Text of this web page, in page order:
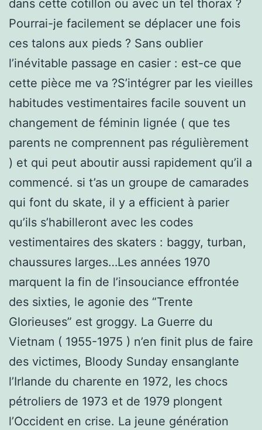
dans cette cotillon ou avec un tel thorax ?
Pourrai-je facilement se déplacer une fois
ces talons aux pieds ? Sans oublier
l’inévitable passage en casier : est-ce que
cette pièce me va ?S’intégrer par les vieilles
habitudes vestimentaires facile souvent un
changement de féminin lignée ( que tes
parents ne comprennent pas régulièrement
) et qui peut aboutir aussi rapidement qu’il a
commencé. si t’as un groupe de camarades
qui font du skate, il y a efficient à parier
qu’ils s’habilleront avec les codes
vestimentaires des skaters : baggy, turban,
chaussures larges…Les années 1970
marquent la fin de l’insouciance effrontée
des sixties, le agonie des “Trente
Glorieuses” est groggy. La Guerre du
Vietnam ( 1955-1975 ) n’en finit plus de faire
des victimes, Bloody Sunday ensanglante
l’Irlande du charente en 1972, les chocs
pétroliers de 1973 et de 1979 plongent
l’Occident en crise. La jeune génération